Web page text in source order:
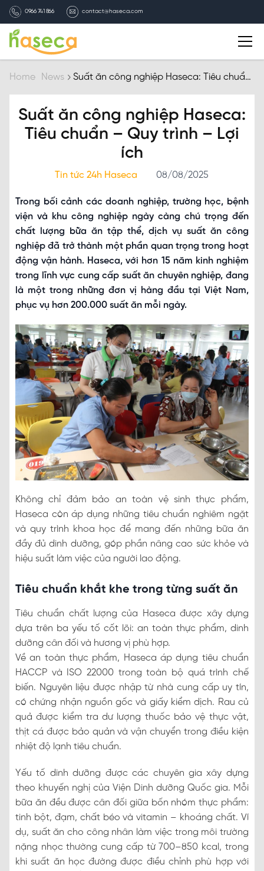
0966 741 866 contact@haseca.com
Introduction
Why Haseca
Services
HASECA news
Recruitment
Contact
Home News
Suất ăn công nghiệp Haseca: Tiêu chuẩn
Suất ăn công nghiệp Haseca:
Tiêu chuẩn – Quy trình – Lợi
ích
Tin tức 24h Haseca 08/08/2025
Trong bối cảnh các doanh nghiệp, trường học, bệnh
viện và khu công nghiệp ngày càng chú trọng đến
chất lượng bữa ăn tập thể, dịch vụ suất ăn công
nghiệp đã trở thành một phần quan trọng trong hoạt
động vận hành. Haseca, với hơn 15 năm kinh nghiệm
trong lĩnh vực cung cấp suất ăn chuyên nghiệp, đang
là một trong những đơn vị hàng đầu tại Việt Nam,
phục vụ hơn 200.000 suất ăn mỗi ngày.
Không chỉ đảm bảo an toàn vệ sinh thực phẩm,
Haseca còn áp dụng những tiêu chuẩn nghiêm ngặt
và quy trình khoa học để mang đến những bữa ăn
đầy đủ dinh dưỡng, góp phần nâng cao sức khỏe và
hiệu suất làm việc của người lao động.
Tiêu chuẩn khắt khe trong từng suất ăn
Tiêu chuẩn chất lượng của Haseca được xây dựng
dựa trên ba yếu tố cốt lõi: an toàn thực phẩm, dinh
dưỡng cân đối và hương vị phù hợp.
Về an toàn thực phẩm, Haseca áp dụng tiêu chuẩn
HACCP và ISO 22000 trong toàn bộ quá trình chế
biến. Nguyên liệu được nhập từ nhà cung cấp uy tín,
có chứng nhận nguồn gốc và giấy kiểm dịch. Rau củ
quả được kiểm tra dư lượng thuốc bảo vệ thực vật,
thịt cá được bảo quản và vận chuyển trong điều kiện
nhiệt độ lạnh tiêu chuẩn.
Yếu tố dinh dưỡng được các chuyên gia xây dựng
theo khuyến nghị của Viện Dinh dưỡng Quốc gia. Mỗi
bữa ăn đều được cân đối giữa bốn nhóm thực phẩm:
tinh bột, đạm, chất béo và vitamin – khoáng chất. Ví
dụ, suất ăn cho công nhân làm việc trong môi trường
nặng nhọc thường cung cấp từ 700–850 kcal, trong
khi suất ăn học đường được điều chỉnh phù hợp với